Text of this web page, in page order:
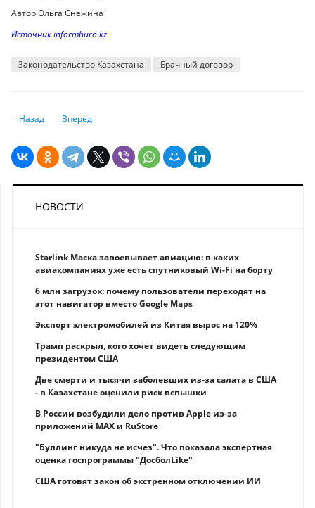
Автор Ольга Снежина
Источник informburo.kz
Законодательство Казахстана Брачный договор
Предыдущий: Сколько рассрочек могут позволить себе казахстанцы
Назад Следующий: Ручная кладь в самолете: какие требования к
Вперед
НОВОСТИ
Starlink Маска завоевывает авиацию: в каких
авиакомпаниях уже есть спутниковый Wi-Fi на борту
6 млн загрузок: почему пользователи переходят на
этот навигатор вместо Google Maps
Экспорт электромобилей из Китая вырос на 120%
Трамп раскрыл, кого хочет видеть следующим
президентом США
Две смерти и тысячи заболевших из-за салата в США
- в Казахстане оценили риск вспышки
В России возбудили дело против Apple из-за
приложений MAX и RuStore
"Буллинг никуда не исчез". Что показала экспертная
оценка госпрограммы "ДосболLike"
США готовят закон об экстренном отключении ИИ